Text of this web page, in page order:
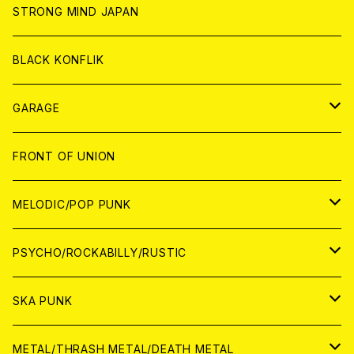
ANALOG
ANALOG
CD
ANALOG
CD
ANALOG
WORLD
CD
ANALOG
STRONG MIND JAPAN
BLACK KONFLIK
GARAGE
JAPAN
アナログ
CD
WORLD
アナログ
CD
FRONT OF UNION
MELODIC/POP PUNK
JAPAN
CD
ANALOG
WORLD
CD
PSYCHO/ROCKABILLY/RUSTIC
JAPAN
CD
WORLD
SKA PUNK
JAPAN
METAL/THRASH METAL/DEATH METAL